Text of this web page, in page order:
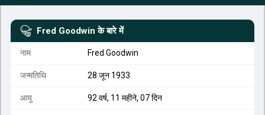
Fred Goodwin के बारे में
नाम Fred Goodwin
जन्मतिथि 28 जून 1933
आयु 92 वर्ष, 11 महीने, 07 दिन